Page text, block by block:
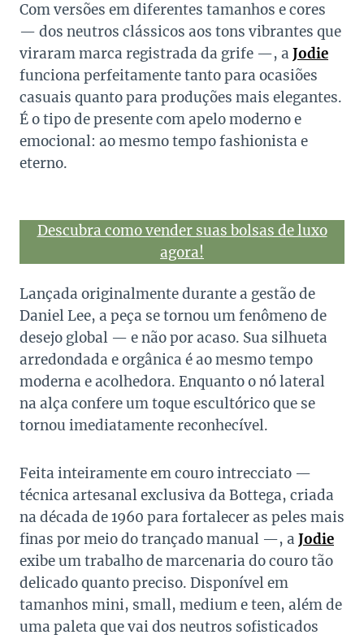
Com versões em diferentes tamanhos e cores
— dos neutros clássicos aos tons vibrantes que
viraram marca registrada da grife —, a Jodie
funciona perfeitamente tanto para ocasiões
casuais quanto para produções mais elegantes.
É o tipo de presente com apelo moderno e
emocional: ao mesmo tempo fashionista e
eterno.
Descubra como vender suas bolsas de luxo
agora!
Lançada originalmente durante a gestão de
Daniel Lee, a peça se tornou um fenômeno de
desejo global — e não por acaso. Sua silhueta
arredondada e orgânica é ao mesmo tempo
moderna e acolhedora. Enquanto o nó lateral
na alça confere um toque escultórico que se
tornou imediatamente reconhecível.
Feita inteiramente em couro intrecciato —
técnica artesanal exclusiva da Bottega, criada
na década de 1960 para fortalecer as peles mais
finas por meio do trançado manual —, a Jodie
exibe um trabalho de marcenaria do couro tão
delicado quanto preciso. Disponível em
tamanhos mini, small, medium e teen, além de
uma paleta que vai dos neutros sofisticados